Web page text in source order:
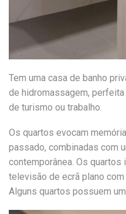
Tem uma casa de banho
de hidromassagem,
de turismo ou trabalho.
Os quartos evocam
passado, combinadas com
contemporânea. Os quartos
televisão de ecrã plano
Alguns quartos possuem